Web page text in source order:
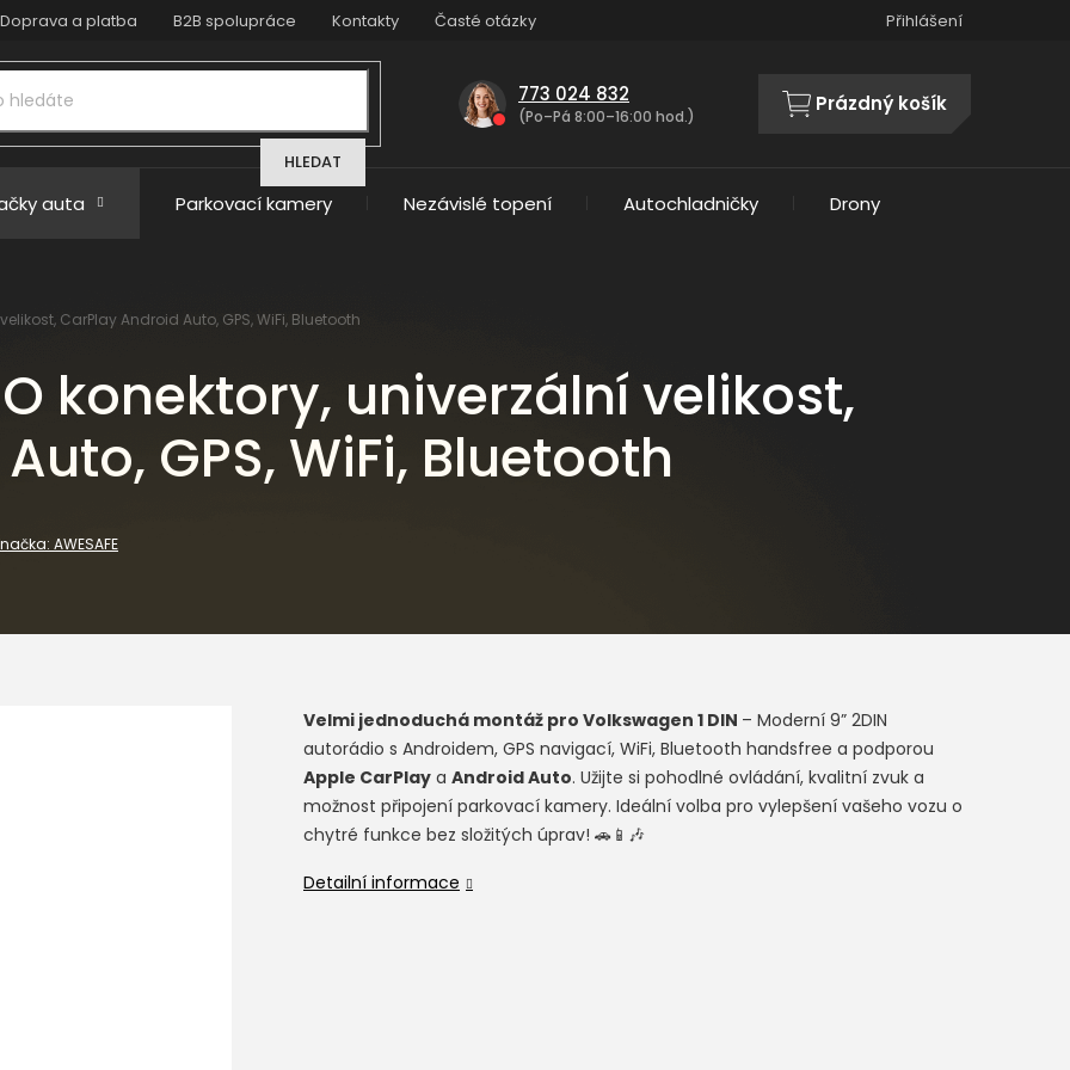
Doprava a platba B2B spolupráce Kontakty Časté otázky Přihlášení
HLEDAT
773 024 832
(Po–Pá 8:00–16:00 hod.)
NÁKUPNÍ
Prázdný košík
auta Parkovací kamery Nezávislé topení Autochladničky Drony
CarPlay Android Auto, GPS, WiFi, Bluetooth
konektory, univerzální velikost,
GPS, WiFi, Bluetooth
AWESAFE
Velmi jednoduchá montáž pro Volkswagen 1 DIN – Moderní 9” 2DIN
autorádio s Androidem, GPS navigací, WiFi, Bluetooth handsfree a podporou
Apple CarPlay a Android Auto. Užijte si pohodlné ovládání, kvalitní zvuk a
možnost připojení parkovací kamery. Ideální volba pro vylepšení vašeho vozu o
chytré funkce bez složitých úprav! 🚗📱🎶
Detailní informace